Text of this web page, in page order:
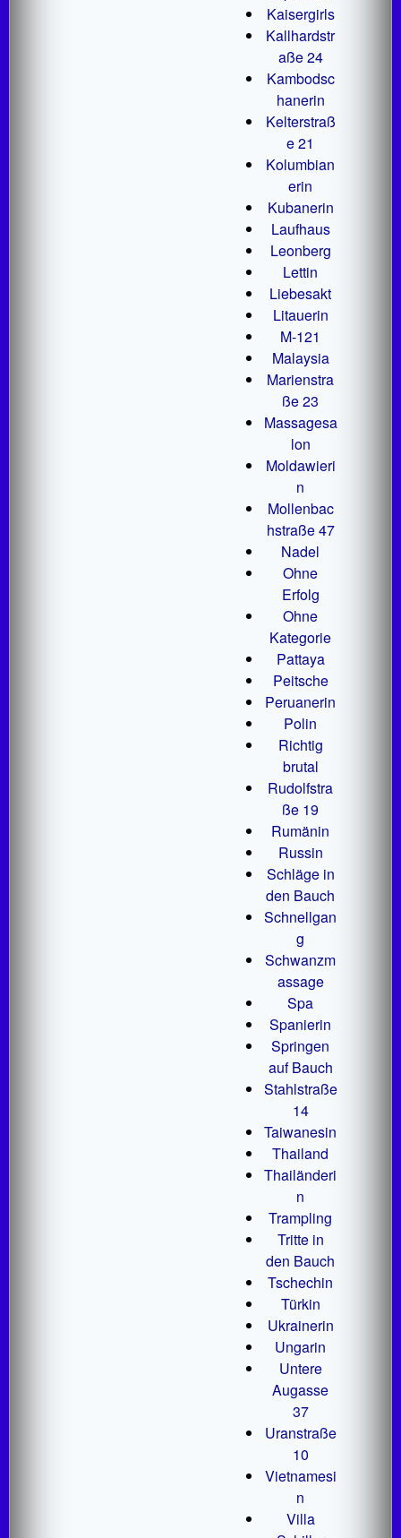
Kaisergirls
Kallhardstr
aße 24
Kambodsc
hanerin
Kelterstraß
e 21
Kolumbian
erin
Kubanerin
Laufhaus
Leonberg
Lettin
Liebesakt
Litauerin
M-121
Malaysia
Marienstra
ße 23
Massagesa
lon
Moldawieri
n
Mollenbac
hstraße 47
Nadel
Ohne
Erfolg
Ohne
Kategorie
Pattaya
Peitsche
Peruanerin
Polin
Richtig
brutal
Rudolfstra
ße 19
Rumänin
Russin
Schläge in
den Bauch
Schnellgan
g
Schwanzm
assage
Spa
Spanierin
Springen
auf Bauch
Stahlstraße
14
Taiwanesin
Thailand
Thailänderi
n
Trampling
Tritte in
den Bauch
Tschechin
Türkin
Ukrainerin
Ungarin
Untere
Augasse
37
Uranstraße
10
Vietnamesi
n
Villa